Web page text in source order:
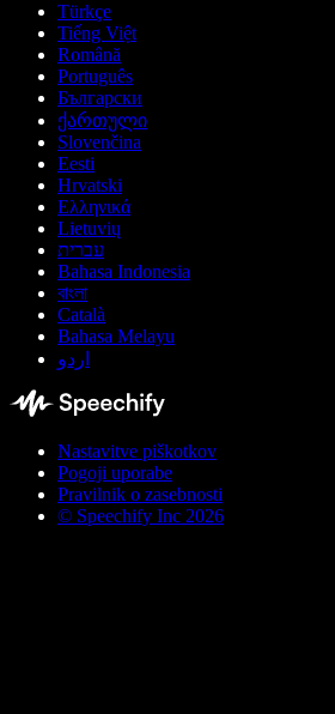
Türkçe
Tiếng Việt
Română
Português
Български
ქართული
Slovenčina
Eesti
Hrvatski
Ελληνικά
Lietuvių
עברית
Bahasa Indonesia
বাংলা
Català
Bahasa Melayu
اردو
Nastavitve piškotkov
Pogoji uporabe
Pravilnik o zasebnosti
© Speechify Inc 2026